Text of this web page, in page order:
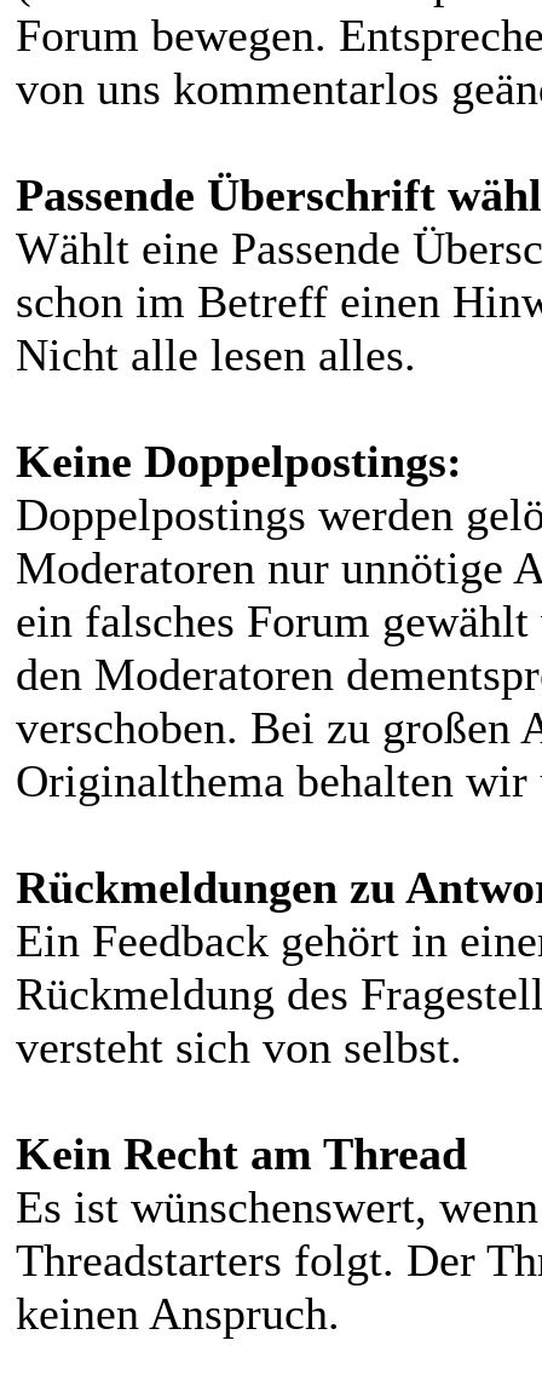
Forum bewegen.
von uns kommentarlos
Passende Überschrift
Wählt eine Passende
schon im Betreff einen
Nicht alle lesen alles.
Keine Doppelpostings:
Doppelpostings werden
Moderatoren nur unnötige
ein falsches Forum
den Moderatoren
verschoben. Bei zu großen
Originalthema behalten
Rückmeldungen zu
Ein Feedback gehört in
Rückmeldung des
versteht sich von selbst.
Kein Recht am Thread
Es ist wünschenswert,
Threadstarters folgt. Der
keinen Anspruch.